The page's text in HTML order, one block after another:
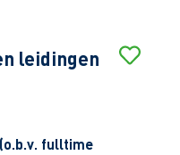
leidingen
fulltime